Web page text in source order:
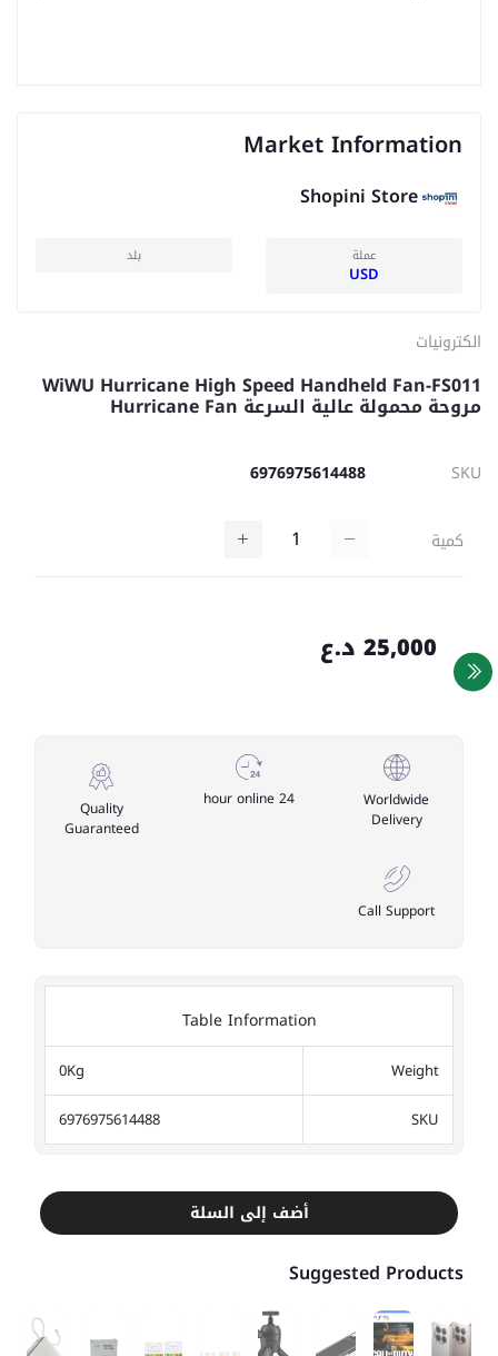
Market Information
Shopini Store
عملة
USD
بلد
الكترونيات
WiWU Hurricane High Speed Handheld Fan-FS011
مروحة محمولة عالية السرعة Hurricane Fan
SKU
6976975614488
كمية
25,000 د.ع
Worldwide
Delivery
24 hour online
Quality
Guaranteed
Call Support
Table Information
Weight
0Kg
SKU
6976975614488
أضف إلى السلة
Suggested Products